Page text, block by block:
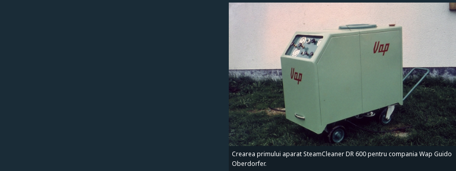
Crearea primului aparat SteamCleaner DR 600 pentru compania Wap Guido
Oberdorfer.